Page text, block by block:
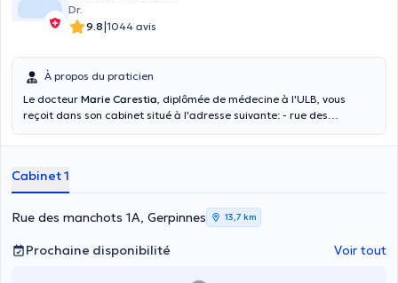
Dr.
9.8|1044 avis
À propos du praticien
Le docteur Marie Carestia, diplômée de médecine à l'ULB, vous
reçoit dans son cabinet situé à l'adresse suivante: - rue des
mercredi, jeudi, vendredi: Matin: 08:30 -> 10:30 Après-midi: 16:30 -
au 0470 92 39 10 Médecin agréé Police et Armée
Cabinet 1
Rue des manchots 1A, Gerpinnes 13,7 km
Prochaine disponibilité Voir tout